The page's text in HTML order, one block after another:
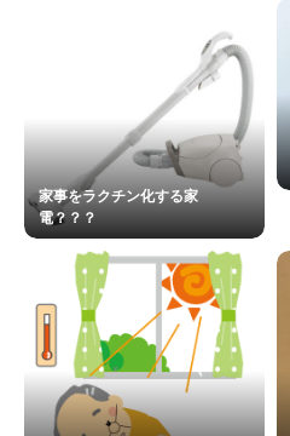
家事をラクチン化する家
電？？？